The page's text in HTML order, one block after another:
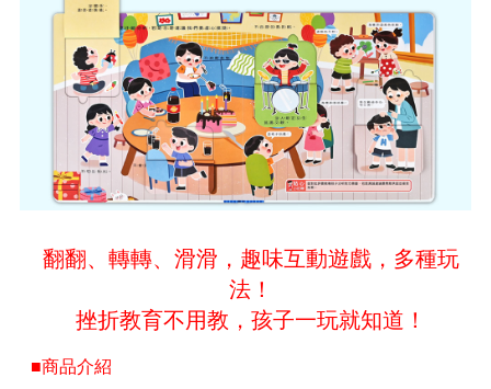
翻翻、轉轉、滑滑，趣味互動遊戲，多種玩
法！
挫折教育不用教，孩子一玩就知道！
■商品介紹